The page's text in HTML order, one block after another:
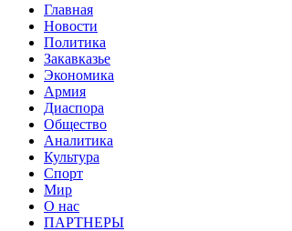
Главная
Новости
Политика
Закавказье
Экономика
Армия
Диаспора
Общество
Аналитика
Культура
Спорт
Мир
О нас
ПАРТНЕРЫ